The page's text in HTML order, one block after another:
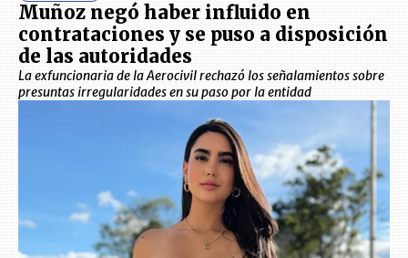
Muñoz negó haber influido en
contrataciones y se puso a disposición
de las autoridades
La exfuncionaria de la Aerocivil rechazó los señalamientos sobre
presuntas irregularidades en su paso por la entidad